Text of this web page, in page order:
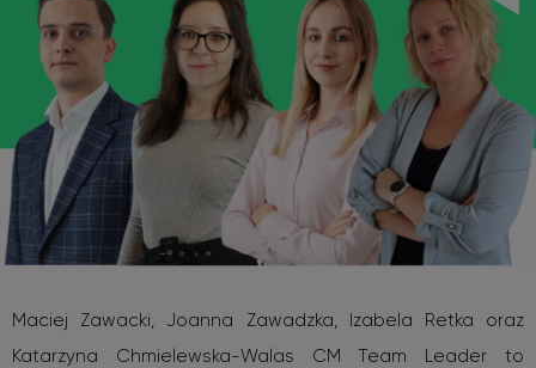
Maciej Zawacki, Joanna Zawadzka, Izabela Retka oraz
Katarzyna Chmielewska-Walas CM Team Leader to